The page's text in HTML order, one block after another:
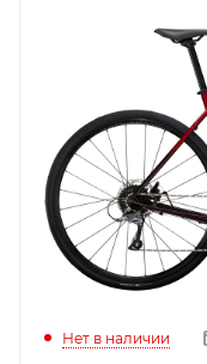
Нет в наличии